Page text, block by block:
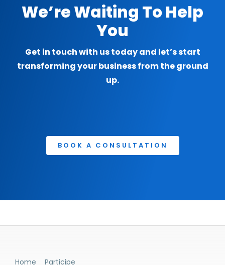
We’re Waiting To Help
You
Get in touch with us today and let’s start
transforming your business from the ground
up.
BOOK A CONSULTATION
Home Participe